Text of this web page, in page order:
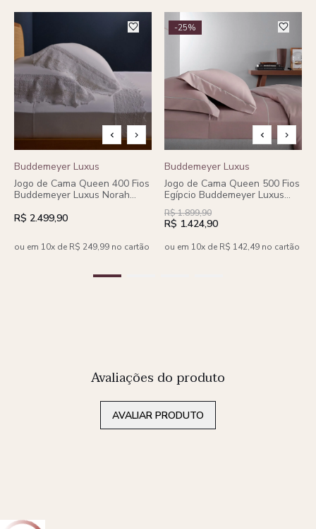
Buddemeyer Luxus
Jogo de Cama Queen 400 Fios
Buddemeyer Luxus Norah
Branco c/ renda Branca 4
R$ 2.499,90
ou em 10x de R$ 249,99 no cartão
-25%
Buddemeyer Luxus
Jogo de Cama Queen 500 Fios
Egípcio Buddemeyer Luxus
Nilo 100% Algodão Penteado
Branco c/ ponto cheio Rosa 4
peças
R$ 1.899,90
R$ 1.424,90
ou em 10x de R$ 142,49 no cartão
Avaliações do produto
AVALIAR PRODUTO